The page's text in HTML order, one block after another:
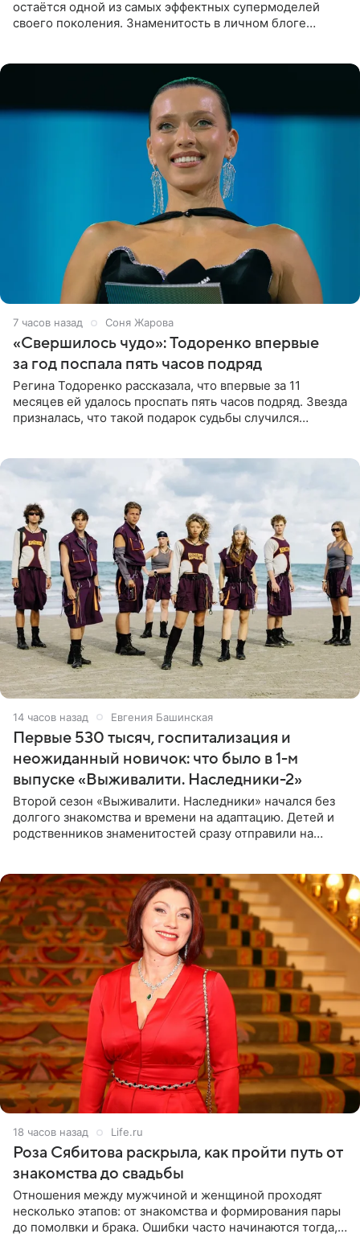
остаётся одной из самых эффектных супермоделей
своего поколения. Знаменитость в личном блоге
7 часов назад Соня Жарова
«Свершилось чудо»: Тодоренко впервые
за год поспала пять часов подряд
Регина Тодоренко рассказала, что впервые за 11
месяцев ей удалось проспать пять часов подряд. Звезда
призналась, что такой подарок судьбы случился
14 часов назад Евгения Башинская
Первые 530 тысяч, госпитализация и
неожиданный новичок: что было в 1-м
выпуске «Выживалити. Наследники-2»
Второй сезон «Выживалити. Наследники» начался без
долгого знакомства и времени на адаптацию. Детей и
родственников знаменитостей сразу отправили на
18 часов назад Life.ru
Роза Сябитова раскрыла, как пройти путь от
знакомства до свадьбы
Отношения между мужчиной и женщиной проходят
несколько этапов: от знакомства и формирования пары
до помолвки и брака. Ошибки часто начинаются тогда,